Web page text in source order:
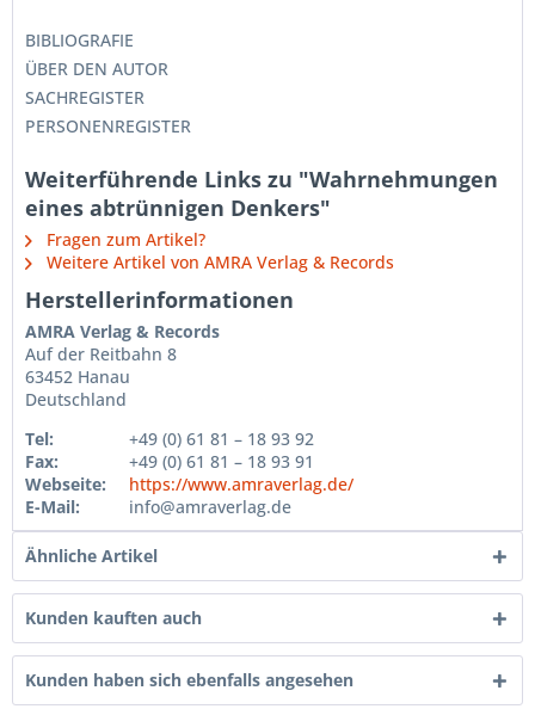
BIBLIOGRAFIE
ÜBER DEN AUTOR
SACHREGISTER
PERSONENREGISTER
Weiterführende Links zu "Wahrnehmungen
eines abtrünnigen Denkers"
Fragen zum Artikel?
Weitere Artikel von AMRA Verlag & Records
Herstellerinformationen
AMRA Verlag & Records
Auf der Reitbahn 8
63452 Hanau
Deutschland
Tel:
+49 (0) 61 81 – 18 93 92
Fax:
+49 (0) 61 81 – 18 93 91
Webseite:
https://www.amraverlag.de/
E-Mail:
info@amraverlag.de
Ähnliche Artikel
Kunden kauften auch
Kunden haben sich ebenfalls angesehen